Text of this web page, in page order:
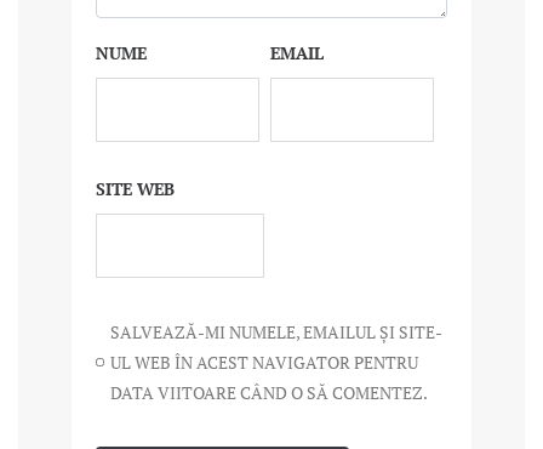
NUME EMAIL
SITE WEB
SALVEAZĂ-MI NUMELE, EMAILUL ȘI SITE-
UL WEB ÎN ACEST NAVIGATOR PENTRU
DATA VIITOARE CÂND O SĂ COMENTEZ.